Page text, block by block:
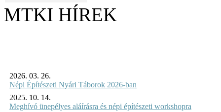
MTKI HÍREK
2026. 03. 26.
Népi Építészeti Nyári Táborok 2026-ban
2025. 10. 14.
Meghívó ünepélyes aláírásra és népi építészeti workshopra